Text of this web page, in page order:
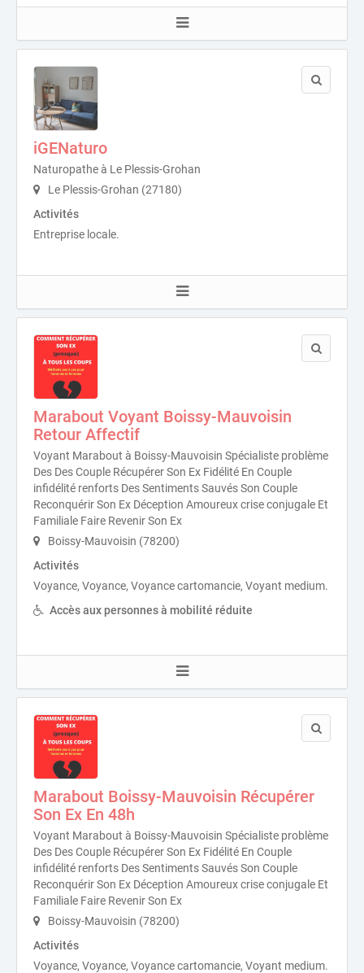
iGENaturo
Naturopathe à Le Plessis-Grohan
Le Plessis-Grohan (27180)
Activités
Entreprise locale.
Marabout Voyant Boissy-Mauvoisin
Retour Affectif
Voyant Marabout à Boissy-Mauvoisin Spécialiste problème
Des Des Couple Récupérer Son Ex Fidélité En Couple
infidélité renforts Des Sentiments Sauvés Son Couple
Reconquérir Son Ex Déception Amoureux crise conjugale Et
Familiale Faire Revenir Son Ex
Boissy-Mauvoisin (78200)
Activités
Voyance, Voyance, Voyance cartomancie, Voyant medium.
Accès aux personnes à mobilité réduite
Marabout Boissy-Mauvoisin Récupérer
Son Ex En 48h
Voyant Marabout à Boissy-Mauvoisin Spécialiste problème
Des Des Couple Récupérer Son Ex Fidélité En Couple
infidélité renforts Des Sentiments Sauvés Son Couple
Reconquérir Son Ex Déception Amoureux crise conjugale Et
Familiale Faire Revenir Son Ex
Boissy-Mauvoisin (78200)
Activités
Voyance, Voyance, Voyance cartomancie, Voyant medium.